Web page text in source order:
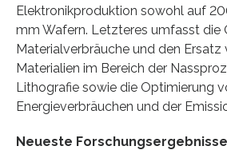
Elektronikproduktion sowohl auf
mm Wafern. Letzteres umfasst die
Materialverbräuche und den Ersatz
Materialien im Bereich der
Lithografie sowie die Optimierung
Energieverbräuchen und der
Neueste